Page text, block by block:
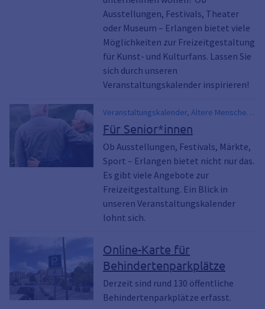
Ausstellungen, Festivals, Theater
oder Museum – Erlangen bietet viele
Möglichkeiten zur Freizeitgestaltung
für Kunst- und Kulturfans. Lassen Sie
sich durch unseren
Veranstaltungskalender inspirieren!
Veranstaltungskalender, Ältere Menschen,
Best Ager, 60+, Events, Freizeit
Für Senior*innen
Ob Ausstellungen, Festivals, Märkte,
Sport – Erlangen bietet nicht nur das.
Es gibt viele Angebote zur
Freizeitgestaltung. Ein Blick in
unseren Veranstaltungskalender
lohnt sich.
Online-Karte für
Behindertenparkplätze
Derzeit sind rund 130 öffentliche
Behindertenparkplätze erfasst.